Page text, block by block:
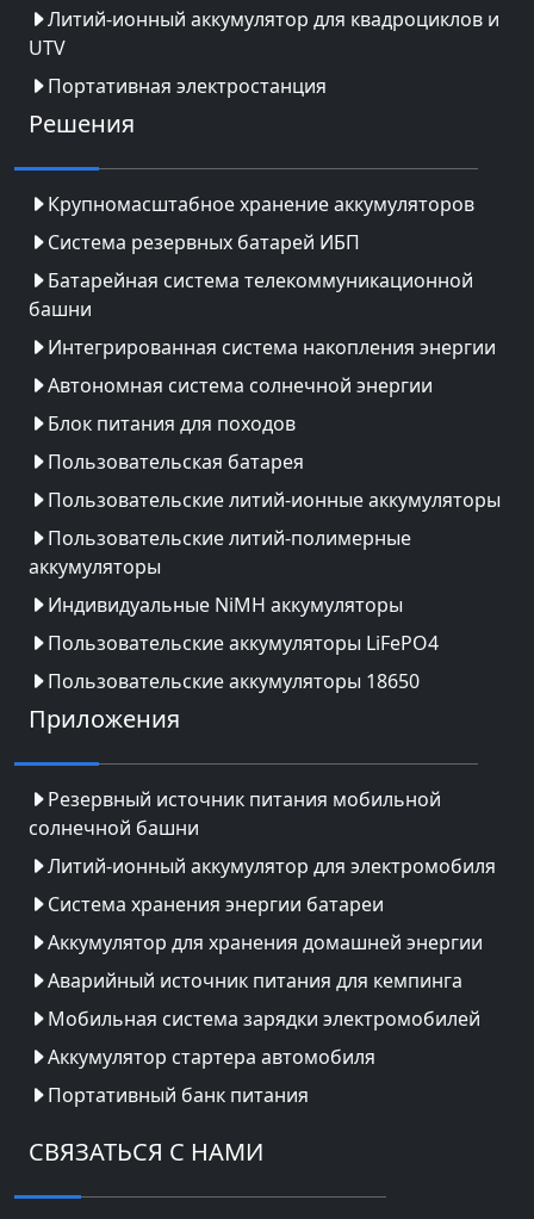
Литий-ионный аккумулятор для квадроциклов и
UTV
Портативная электростанция
Решения
Крупномасштабное хранение аккумуляторов
Система резервных батарей ИБП
Батарейная система телекоммуникационной
башни
Интегрированная система накопления энергии
Автономная система солнечной энергии
Блок питания для походов
Пользовательская батарея
Пользовательские литий-ионные аккумуляторы
Пользовательские литий-полимерные
аккумуляторы
Индивидуальные NiMH аккумуляторы
Пользовательские аккумуляторы LiFePO4
Пользовательские аккумуляторы 18650
Приложения
Резервный источник питания мобильной
солнечной башни
Литий-ионный аккумулятор для электромобиля
Система хранения энергии батареи
Аккумулятор для хранения домашней энергии
Аварийный источник питания для кемпинга
Мобильная система зарядки электромобилей
Аккумулятор стартера автомобиля
Портативный банк питания
СВЯЗАТЬСЯ С НАМИ